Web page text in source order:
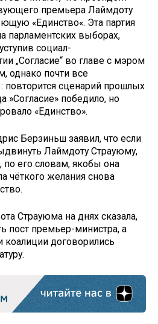
премьера Лаймдоту
«Единство«. Эта партия
парламентских выборах,
социал-
„Согласие“ во главе с мэром
однако почти все
повторится сценарий прошлых
»Согласие» победило, но
«Единство».
Берзиньш заявил, что если
Лаймдоту Страуюму,
его словам, якобы она
чёткого желания снова
Страуюма на днях сказала,
пост премьер-министра, а
договорились